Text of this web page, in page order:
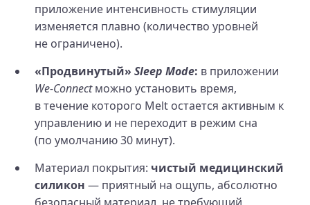
приложение интенсивность стимуляции
изменяется плавно (количество уровней
не ограничено).
«Продвинутый» Sleep Mode: в приложении
We‑Connectможно установить время,
в течение которого Melt остается активным к
управлению и не переходит в режим сна
(по умолчанию 30 минут).
Материал покрытия: чистый медицинский
силикон — приятный на ощупь, абсолютно